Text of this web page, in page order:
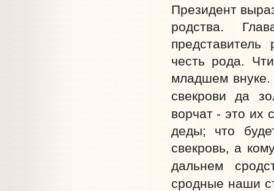
Президент
родства.
честь рода.
младшем внуке.
свекрови да
ворчат - это их
деды; что
свекровь, а
дальнем
сродные наши